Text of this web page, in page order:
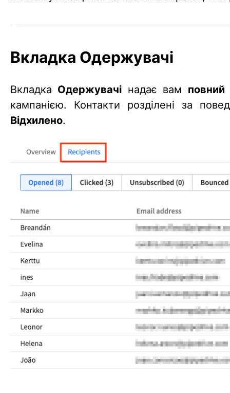
Вкладка Одержувачі
Вкладка Одержувачі надає вам повний
кампанією. Контакти розділені за
Відхилено.